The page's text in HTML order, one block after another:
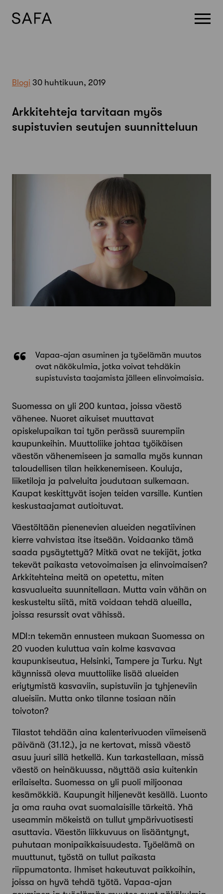
Blogi 30 huhtikuun, 2019
Arkkitehteja tarvitaan myös
supistuvien seutujen suunnitteluun
Vapaa-ajan asuminen ja työelämän muutos
ovat näkökulmia, jotka voivat tehdäkin
supistuvista taajamista jälleen elinvoimaisia.
Suomessa on yli 200 kuntaa, joissa väestö
vähenee. Nuoret aikuiset muuttavat
opiskelupaikan tai työn perässä suurempiin
kaupunkeihin. Muuttoliike johtaa työikäisen
väestön vähenemiseen ja samalla myös kunnan
taloudellisen tilan heikkenemiseen. Kouluja,
liiketiloja ja palveluita joudutaan sulkemaan.
Kaupat keskittyvät isojen teiden varsille. Kuntien
keskustaajamat autioituvat.
Väestöltään pienenevien alueiden negatiivinen
kierre vahvistaa itse itseään. Voidaanko tämä
saada pysäytettyä? Mitkä ovat ne tekijät, jotka
tekevät paikasta vetovoimaisen ja elinvoimaisen?
Arkkitehteina meitä on opetettu, miten
kasvualueita suunnitellaan. Mutta vain vähän on
keskusteltu siitä, mitä voidaan tehdä alueilla,
joissa resurssit ovat vähissä.
MDI:n tekemän ennusteen mukaan Suomessa on
20 vuoden kuluttua vain kolme kasvavaa
kaupunkiseutua, Helsinki, Tampere ja Turku. Nyt
käynnissä oleva muuttoliike lisää alueiden
eriytymistä kasvaviin, supistuviin ja tyhjeneviin
alueisiin. Mutta onko tilanne tosiaan näin
toivoton?
Tilastot tehdään aina kalenterivuoden viimeisenä
päivänä (31.12.), ja ne kertovat, missä väestö
asuu juuri sillä hetkellä. Kun tarkastellaan, missä
väestö on heinäkuussa, näyttää asia kuitenkin
erilaiselta. Suomessa on yli puoli miljoonaa
kesämökkiä. Kaupungit hiljenevät kesällä. Luonto
ja oma rauha ovat suomalaisille tärkeitä. Yhä
useammin mökeistä on tullut ympärivuotisesti
asuttavia. Väestön liikkuvuus on lisääntynyt,
puhutaan monipaikkaisuudesta. Työelämä on
muuttunut, työstä on tullut paikasta
riippumatonta. Ihmiset hakeutuvat paikkoihin,
joissa on hyvä tehdä työtä. Vapaa-ajan